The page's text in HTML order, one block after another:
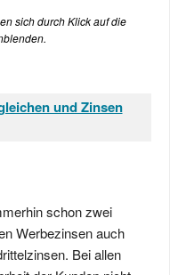
sich durch Klick auf die
und Zinsen
schon zwei
Werbezinsen auch
Bei allen